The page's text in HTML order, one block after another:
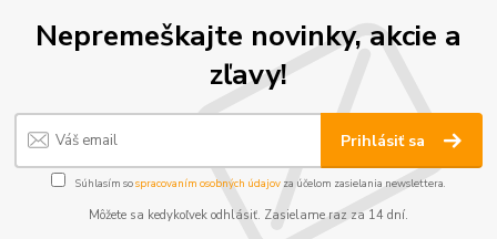
Nepremeškajte novinky, akcie a
zľavy!
Prihlásiť sa
Súhlasím sospracovaním osobných údajov za účelom zasielania newslettera.
Môžete sa kedykoľvek odhlásiť. Zasielame raz za 14 dní.